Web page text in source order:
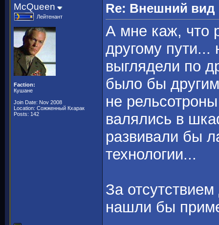
McQueen
Лейтенант
Faction:
Кушане
Join Date: Nov 2008
Location: Сожженный Кхарак
Posts: 142
Re: Внешний вид
А мне каж, что
другому
выглядели по
было бы
не
валялись в
развивали бы
технологии...
За
нашли бы